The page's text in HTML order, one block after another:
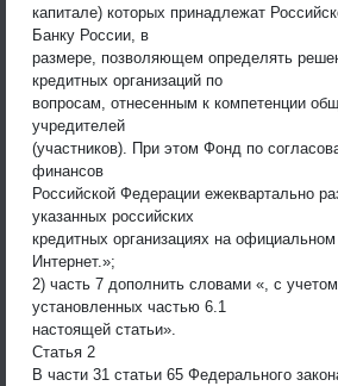
капитале) которых принадлежат
Банку России, в
размере, позволяющем определять
кредитных организаций по
вопросам, отнесенным к компетенции
учредителей
(участников). При этом Фонд по
финансов
Российской Федерации ежеквартально
указанных российских
кредитных организациях на
Интернет.»;
2) часть 7 дополнить словами «, с учетом
установленных частью 6.1
настоящей статьи».
Статья 2
В части 31 статьи 65 Федерального